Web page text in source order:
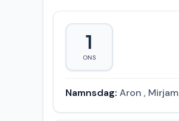
1
ONS
Namnsdag: Aron , Mirjam